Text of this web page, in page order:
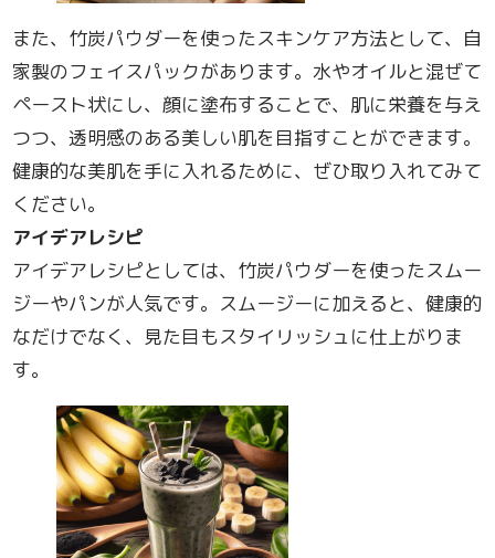
また、竹炭パウダーを使ったスキンケア方法として、自
家製のフェイスパックがあります。水やオイルと混ぜて
ペースト状にし、顔に塗布することで、肌に栄養を与え
つつ、透明感のある美しい肌を目指すことができます。
健康的な美肌を手に入れるために、ぜひ取り入れてみて
ください。
アイデアレシピ
アイデアレシピとしては、竹炭パウダーを使ったスムー
ジーやパンが人気です。スムージーに加えると、健康的
なだけでなく、見た目もスタイリッシュに仕上がりま
す。